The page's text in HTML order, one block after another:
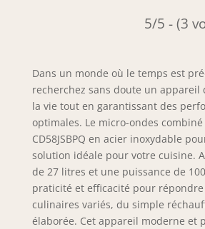
5/5 - (3
Dans un monde où le temps est
recherchez sans doute un appareil
la vie tout en garantissant des
optimales. Le micro-ondes combiné
CD58JSBPQ en acier inoxydable
solution idéale pour votre cuisine.
de 27 litres et une puissance de
praticité et efficacité pour répondre
culinaires variés, du simple
élaborée. Cet appareil moderne et